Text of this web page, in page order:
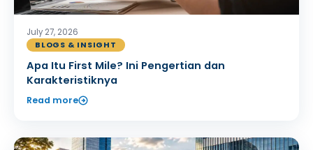
July 27, 2026
BLOGS & INSIGHT
Apa Itu First Mile? Ini Pengertian dan
Karakteristiknya
Read more